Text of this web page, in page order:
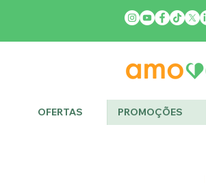
OFERTAS PROMOÇÕES